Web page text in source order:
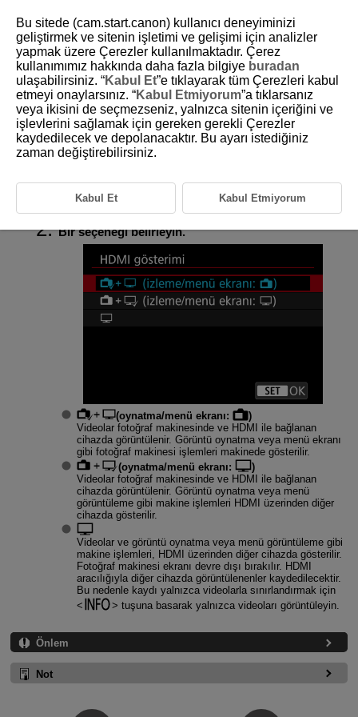
D388-121
HDMI Bağlantısı Sırasında Ekran
Videoların HDMI üzerinden bir harici cihaza kaydedilirken nasıl
görüntüleneceğini belirleyebilirsiniz. Video çıkışı [
] (
Bir seçeneği belirleyin.
(oynatma/menü ekranı:
)
Videolar fotoğraf makinesinde ve HDMI ile bağlanan
cihazda görüntülenir. Görüntü oynatma veya menü ekranı
gibi fotoğraf makinesi işlemleri makinede gösterilir.
(oynatma/menü ekranı:
)
Videolar fotoğraf makinesinde ve HDMI ile bağlanan
cihazda görüntülenir. Görüntü oynatma veya menü
görüntüleme gibi makine işlemleri HDMI üzerinden diğer
cihazda gösterilir.
Videolar ve görüntü oynatma veya menü görüntüleme gibi
makine işlemleri, HDMI üzerinden diğer cihazda gösterilir.
Fotoğraf makinesi ekranı devre dışı bırakılır. HDMI
aracılığıyla diğer cihazda görüntülenenler kaydedilecektir.
Bu nedenle kaydı yalnızca videolarla sınırlandırmak için
tuşuna basarak yalnızca videoları görüntüleyin.
Önlem
Not
Bu sitede (cam.start.canon) kullanıcı deneyiminizi
geliştirmek ve sitenin işletimi ve gelişimi için analizler
yapmak üzere Çerezler kullanılmaktadır. Çerez
kullanımımız hakkında daha fazla bilgiye buradan
ulaşabilirsiniz. “Kabul Et”e tıklayarak tüm Çerezleri kabul
etmeyi onaylarsınız. “Kabul Etmiyorum”a tıklarsanız
veya ikisini de seçmezseniz, yalnızca sitenin içeriğini ve
işlevlerini sağlamak için gereken gerekli Çerezler
kaydedilecek ve depolanacaktır. Bu ayarı istediğiniz
zaman değiştirebilirsiniz.
Kabul Et Kabul Etmiyorum